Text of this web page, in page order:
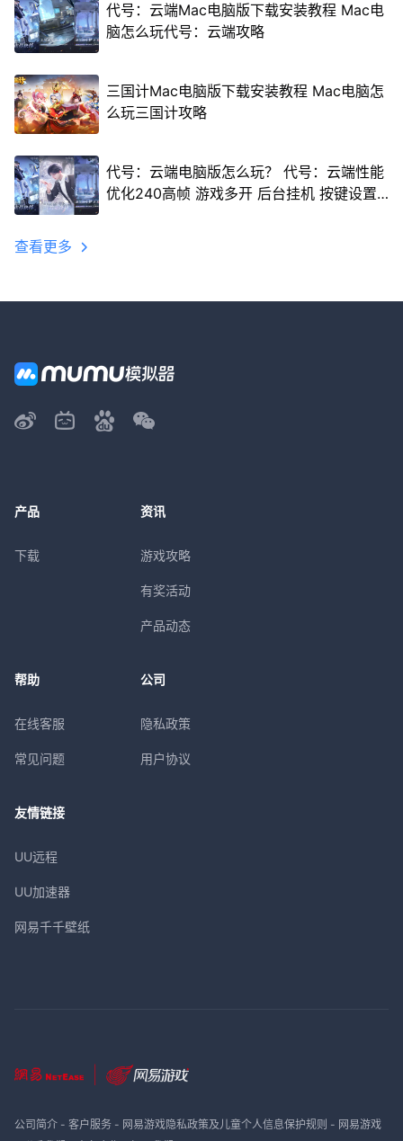
代号：云端Mac电脑版下载安装教程 Mac电
脑怎么玩代号：云端攻略
三国计Mac电脑版下载安装教程 Mac电脑怎
么玩三国计攻略
代号：云端电脑版怎么玩？ 代号：云端性能
优化240高帧 游戏多开 后台挂机 按键设置
查看更多
产品
下载
资讯
游戏攻略
有奖活动
产品动态
帮助
在线客服
常见问题
公司
隐私政策
用户协议
友情链接
UU远程
UU加速器
网易千千壁纸
公司简介- 客户服务- 网易游戏隐私政策及儿童个人信息保护规则 - 网易游戏